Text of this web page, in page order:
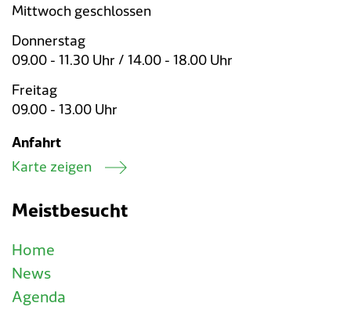
Mittwoch geschlossen
Donnerstag
09.00 - 11.30 Uhr / 14.00 - 18.00 Uhr
Freitag
09.00 - 13.00 Uhr
Anfahrt
Karte zeigen
Meistbesucht
Home
News
Agenda